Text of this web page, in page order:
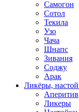
Самогон
Сотол
Текила
Узо
Чача
Шнапс
Зивания
Соджу
Арак
Ликёры,
Аперитив
Ликеры